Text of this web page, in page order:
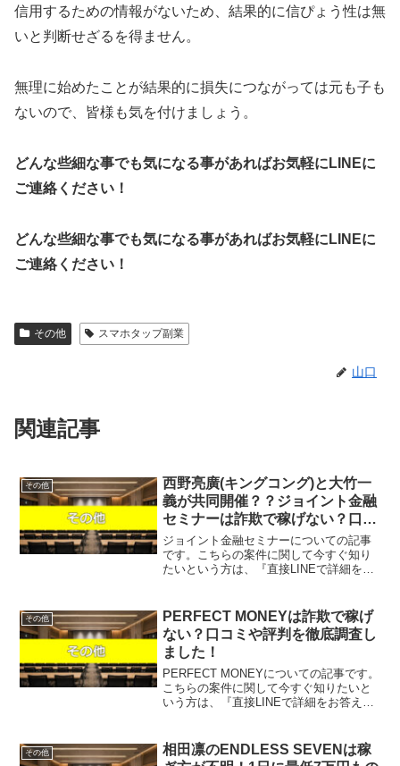
信用するための情報がないため、結果的に信ぴょう性は無
いと判断せざるを得ません。
無理に始めたことが結果的に損失につながっては元も子も
ないので、皆様も気を付けましょう。
どんな些細な事でも気になる事があればお気軽にLINEに
ご連絡ください！
どんな些細な事でも気になる事があればお気軽にLINEに
ご連絡ください！
その他 スマホタップ副業
山口
関連記事
その他
西野亮廣(キングコング)と大竹一
義が共同開催？？ジョイント金融
セミナーは詐欺で稼げない？口コ
ミや評判を徹底調査しました！
ジョイント金融セミナーについての記事
です。こちらの案件に関して今すぐ知り
たいという方は、『直接LINEで詳細をお
いう方は、自分が実際にやっていて、稼
げている案件を無料でプ...
その他
PERFECT MONEYは詐欺で稼げ
ない？口コミや評判を徹底調査し
ました！
PERFECT MONEYについての記事です。
こちらの案件に関して今すぐ知りたいと
いう方は、『直接LINEで詳細をお答えし
は、自分が実際にやっていて、稼げてい
る案件を無料...
その他
相田凛のENDLESS SEVENは稼